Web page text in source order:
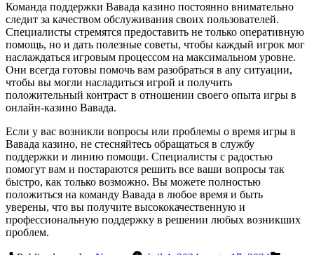
Команда поддержки Вавада казино постоянно внимательно
следит за качеством обслуживания своих пользователей.
Специалисты стремятся предоставить не только оперативную
помощь, но и дать полезные советы, чтобы каждый игрок мог
наслаждаться игровым процессом на максимальном уровне.
Они всегда готовы помочь вам разобраться в any ситуации,
чтобы вы могли насладиться игрой и получить
положительный контраст в отношении своего опыта игры в
онлайн-казино Вавада.
Если у вас возникли вопросы или проблемы о время игры в
Вавада казино, не стесняйтесь обращаться в службу
поддержки и линию помощи. Специалисты с радостью
помогут вам и постараются решить все ваши вопросы так
быстро, как только возможно. Вы можете полностью
положиться на команду Вавада в любое время и быть
уверены, что вы получите высококачественную и
профессиональную поддержку в решении любых возникших
проблем.